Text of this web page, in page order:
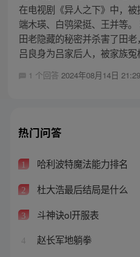
在电视剧《异人之下》中，被
端木瑛、白鸮梁挺、王并等
田老隐藏的秘密并杀害了田老
吕良身为吕家后人，被家族
1 个回答 2024年08月14日 21:29
热门问答
1 哈利波特魔法能力排名
2 杜大浩最后结局是什么
3 斗神诀ol开服表
4 赵长军地躺拳